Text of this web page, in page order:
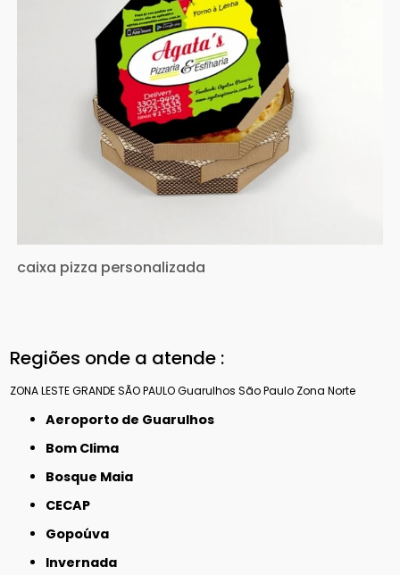
caixa pizza personalizada
Regiões onde a atende :
ZONA LESTEGRANDE SÃO PAULOGuarulhos São Paulo Zona Norte
Aeroporto de Guarulhos
Bom Clima
Bosque Maia
CECAP
Gopoúva
Invernada